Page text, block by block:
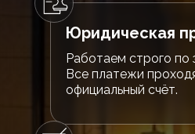
Работаем строго по
Все платежи
официальный счёт.
Юридическая